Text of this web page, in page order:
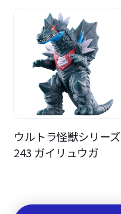
ウルトラ怪獣シリーズ
243 ガイリュウガ